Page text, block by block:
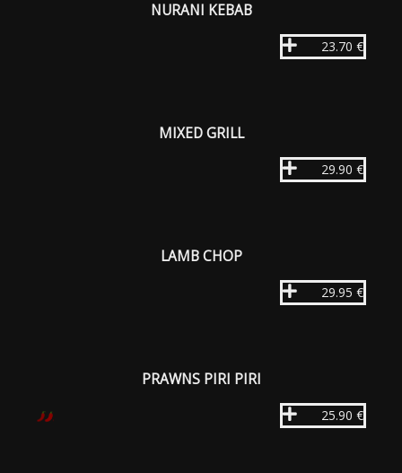
NURANI KEBAB
23.70 €
MIXED GRILL
29.90 €
LAMB CHOP
29.95 €
PRAWNS PIRI PIRI
25.90 €